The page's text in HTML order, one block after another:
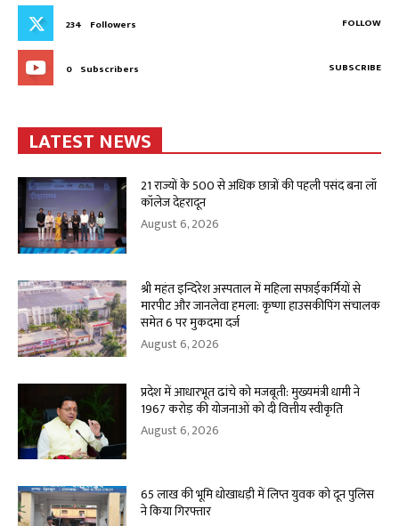
234 Followers FOLLOW
0 Subscribers SUBSCRIBE
LATEST NEWS
21 राज्यों के 500 से अधिक छात्रों की पहली पसंद बना लॉ
कॉलेज देहरादून
August 6, 2026
श्री महंत इन्दिरेश अस्पताल में महिला सफाईकर्मियों से
मारपीट और जानलेवा हमला: कृष्णा हाउसकीपिंग संचालक
समेत 6 पर मुकदमा दर्ज
August 6, 2026
प्रदेश में आधारभूत ढांचे को मजबूती: मुख्यमंत्री धामी ने
1967 करोड़ की योजनाओं को दी वित्तीय स्वीकृति
August 6, 2026
65 लाख की भूमि धोखाधड़ी में लिप्त युवक को दून पुलिस
ने किया गिरफ्तार